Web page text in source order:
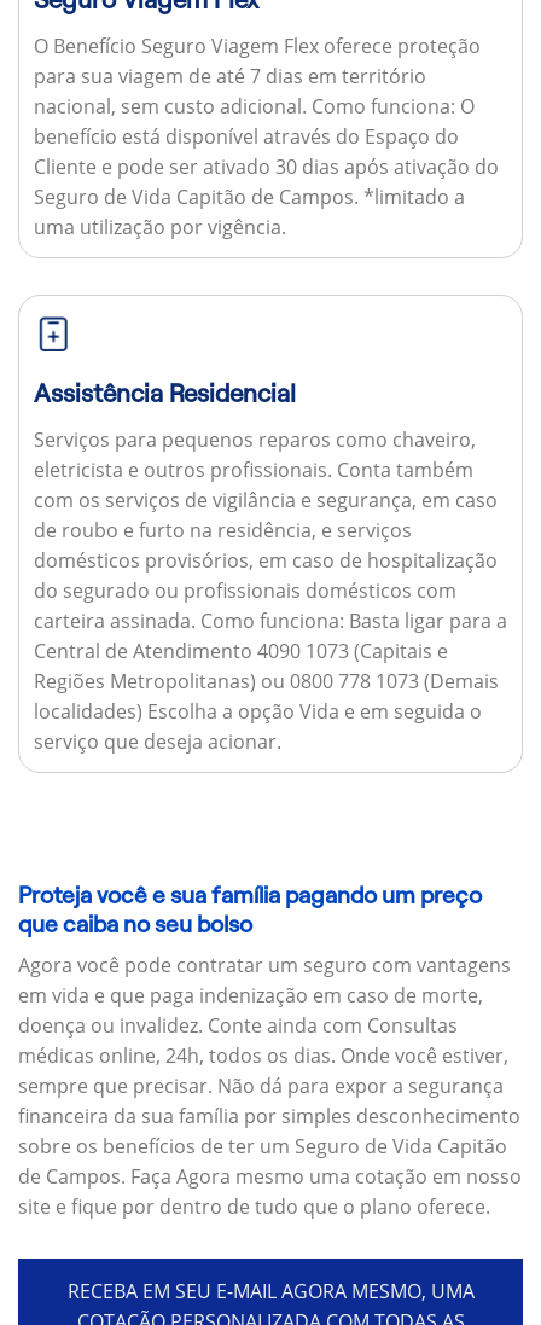
O Benefício Seguro Viagem Flex oferece proteção
para sua viagem de até 7 dias em território
nacional, sem custo adicional. Como funciona: O
benefício está disponível através do Espaço do
Cliente e pode ser ativado 30 dias após ativação do
Seguro de Vida Capitão de Campos. *limitado a
uma utilização por vigência.
Assistência Residencial
Serviços para pequenos reparos como chaveiro,
eletricista e outros profissionais. Conta também
com os serviços de vigilância e segurança, em caso
de roubo e furto na residência, e serviços
domésticos provisórios, em caso de hospitalização
do segurado ou profissionais domésticos com
carteira assinada. Como funciona: Basta ligar para a
Central de Atendimento 4090 1073 (Capitais e
Regiões Metropolitanas) ou 0800 778 1073 (Demais
localidades) Escolha a opção Vida e em seguida o
serviço que deseja acionar.
Proteja você e sua família pagando um preço
que caiba no seu bolso
Agora você pode contratar um seguro com vantagens
em vida e que paga indenização em caso de morte,
doença ou invalidez. Conte ainda com Consultas
médicas online, 24h, todos os dias. Onde você estiver,
sempre que precisar. Não dá para expor a segurança
financeira da sua família por simples desconhecimento
sobre os benefícios de ter um Seguro de Vida Capitão
de Campos. Faça Agora mesmo uma cotação em nosso
site e fique por dentro de tudo que o plano oferece.
RECEBA EM SEU E-MAIL AGORA MESMO, UMA